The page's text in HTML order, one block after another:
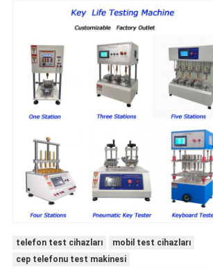
telefon test cihazları
mobil test cihazları
cep telefonu test makinesi